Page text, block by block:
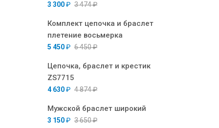
3 300₽ 3 474₽
Комплект цепочка и браслет
плетение восьмерка
5 450₽ 6 450₽
Цепочка, браслет и крестик
ZS7715
4 630₽ 4 874₽
Мужской браслет широкий
3 150₽ 3 650₽